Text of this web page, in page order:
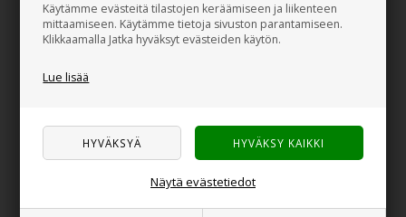
Käytämme evästeitä tilastojen keräämiseen ja liikenteen
mittaamiseen. Käytämme tietoja sivuston parantamiseen.
Klikkaamalla Jatka hyväksyt evästeiden käytön.
Lue lisää
Näytä evästetiedot
PINPOINT Ranger -
apu
40,00 €
Pitkä jakoavain/kara
- 50 cm